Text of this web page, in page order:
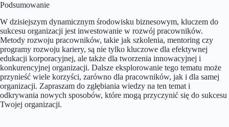
Podsumowanie
W dzisiejszym dynamicznym środowisku biznesowym, kluczem do
sukcesu organizacji jest inwestowanie w rozwój pracowników.
Metody rozwoju pracowników, takie jak szkolenia, mentoring czy
programy rozwoju kariery, są nie tylko kluczowe dla efektywnej
edukacji korporacyjnej, ale także dla tworzenia innowacyjnej i
konkurencyjnej organizacji. Dalsze eksplorowanie tego tematu może
przynieść wiele korzyści, zarówno dla pracowników, jak i dla samej
organizacji. Zapraszam do zgłębiania wiedzy na ten temat i
odkrywania nowych sposobów, które mogą przyczynić się do sukcesu
Twojej organizacji.